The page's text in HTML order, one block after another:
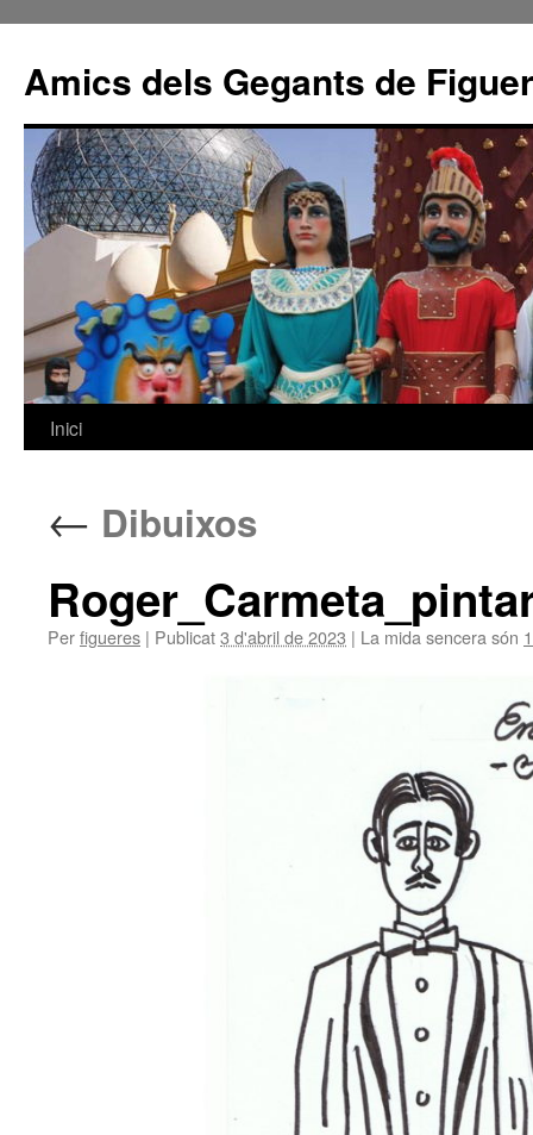
Amics dels Gegants de
Vés
contingut
Inici
← Dibuixos
Perfigueres | Publicat3 d'abril de 2023 | La mida sencera són